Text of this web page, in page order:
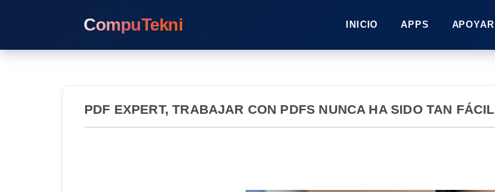
CompuTekni INICIO APPS APOYAR
PDF EXPERT, TRABAJAR CON PDFS NUNCA HA SIDO TAN FÁCIL